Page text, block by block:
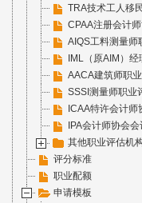
TRA技术工人移
CPAA注册会计
AIQS工料测量师
IML（原AIM）
AACA建筑师职
SSSI测量师职业
ICAA特许会计师
IPA会计师协会
其他职业评估机
评分标准
职业配额
申请模板